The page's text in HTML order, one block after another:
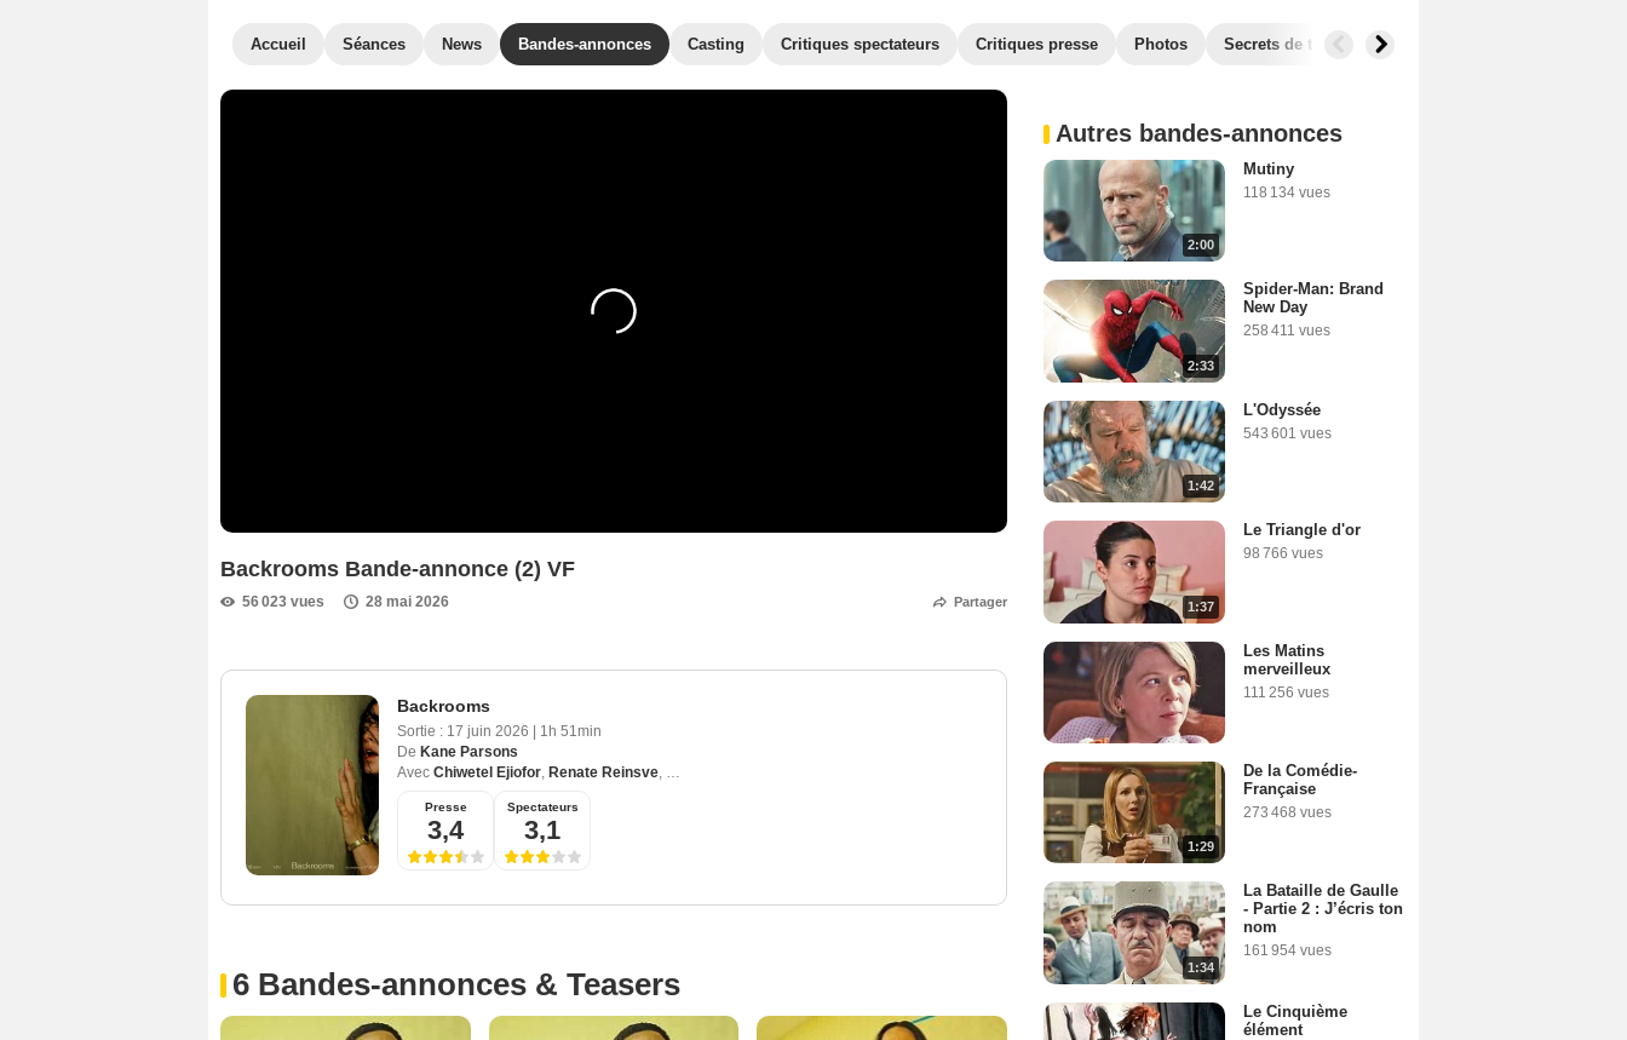
Accueil Séances News Bandes-annonces Casting Critiques spectateurs Critiques presse Photos Secrets de tournage
Backrooms Bande-annonce (2) VF
56 023 vues 28 mai 2026 Partager
Backrooms
Sortie : 17 juin 2026
1h 51min
De Kane Parsons
Avec Chiwetel Ejiofor, Renate Reinsve, Mark Duplass
Presse
3,4
Spectateurs
3,1
6 Bandes-annonces & Teasers
Autres bandes-annonces
2:00
Mutiny
118 134 vues
2:33
Spider-Man: Brand
New Day
258 411 vues
1:42
L'Odyssée
543 601 vues
1:37
Le Triangle d'or
98 766 vues
Les Matins
merveilleux
111 256 vues
1:29
De la Comédie-
Française
273 468 vues
1:34
La Bataille de Gaulle
- Partie 2 : J’écris ton
nom
161 954 vues
Le Cinquième
élément